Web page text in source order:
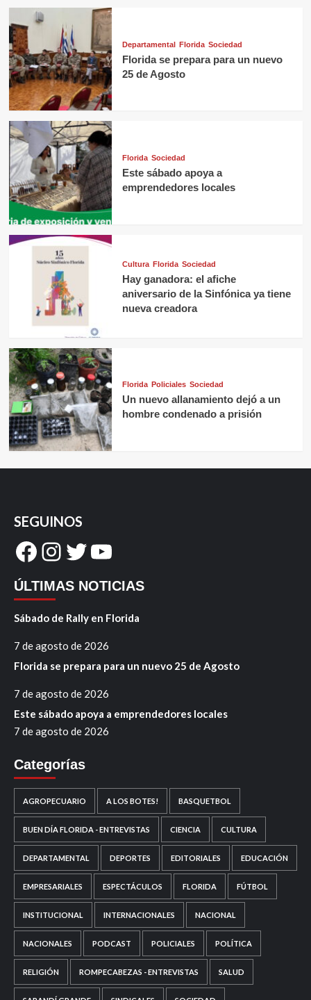
Departamental Florida Sociedad
Florida se prepara para un nuevo
25 de Agosto
Florida Sociedad
Este sábado apoya a
emprendedores locales
Cultura Florida Sociedad
Hay ganadora: el afiche
aniversario de la Sinfónica ya tiene
nueva creadora
Florida Policiales Sociedad
Un nuevo allanamiento dejó a un
hombre condenado a prisión
SEGUINOS
Facebook
Instagram
Twitter
YouTube
ÚLTIMAS NOTICIAS
Sábado de Rally en Florida
7 de agosto de 2026
Florida se prepara para un nuevo 25 de Agosto
7 de agosto de 2026
Este sábado apoya a emprendedores locales
7 de agosto de 2026
Categorías
AGROPECUARIO A LOS BOTES! BASQUETBOL
BUEN DÍA FLORIDA - ENTREVISTAS CIENCIA CULTURA
DEPARTAMENTAL DEPORTES EDITORIALES EDUCACIÓN
EMPRESARIALES ESPECTÁCULOS FLORIDA FÚTBOL
INSTITUCIONAL INTERNACIONALES NACIONAL
NACIONALES PODCAST POLICIALES POLÍTICA
RELIGIÓN ROMPECABEZAS - ENTREVISTAS SALUD